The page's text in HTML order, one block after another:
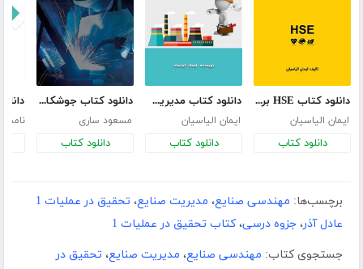
دانلود کتاب HSE براساس OSHA
ایمان الیاسیان
دانلود کتاب
دانلود کتاب مدیریت تعمیر و نگهداری
ایمان الیاسیان
دانلود کتاب
دانلود کتاب جوشکاری مقاومتی
مسعود ساری
دانلود کتاب
برچسب‌ها: مهندسی صنایع، مدیریت صنایع،
تحقیق در عملیات 1
عادل آذر، جزوه درسی،کتاب تحقیق در عملیات 1
جستجوی کتاب: مهندسی صنایع، مدیریت صنایع، تحقیق در